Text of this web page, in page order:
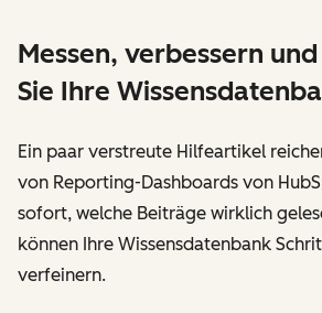
Messen, verbessern
Sie Ihre
Ein paar verstreute Hilfeartikel
von Reporting-Dashboards von
sofort, welche Beiträge wirklich
können Ihre Wissensdatenbank
verfeinern.